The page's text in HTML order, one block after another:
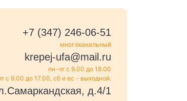
+7 (347) 246-06-51
многоканальный
krepej-ufa@mail.ru
пн-чт с 9.00 до 18.00
с 9.00 до 17.00, сб и вс - выходной.
д.4/1